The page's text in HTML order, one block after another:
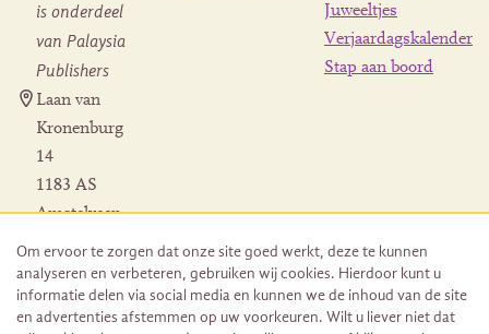
is onderdeel
van Palaysia
Publishers
Laan van
Kronenburg
14
1183 AS
Amstelveen
Herroeping
bestelling
Juweeltjes
Verjaardagskalender
Stap aan boord
Om ervoor te zorgen dat onze site goed werkt, deze te kunnen
analyseren en verbeteren, gebruiken wij cookies. Hierdoor kunt u
informatie delen via social media en kunnen we de inhoud van de site
en advertenties afstemmen op uw voorkeuren. Wilt u liever niet dat